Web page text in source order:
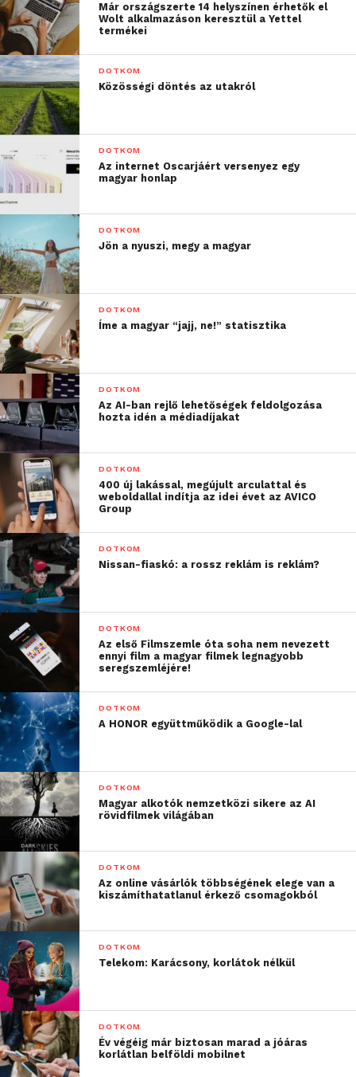
Már országszerte 14 helyszínen érhetők el
Wolt alkalmazáson keresztül a Yettel
termékei
DOTKOM
Közösségi döntés az utakról
DOTKOM
Az internet Oscarjáért versenyez egy
magyar honlap
DOTKOM
Jön a nyuszi, megy a magyar
DOTKOM
Íme a magyar “jajj, ne!” statisztika
DOTKOM
Az AI-ban rejlő lehetőségek feldolgozása
hozta idén a médiadíjakat
DOTKOM
400 új lakással, megújult arculattal és
weboldallal indítja az idei évet az AVICO
Group
DOTKOM
Nissan-fiaskó: a rossz reklám is reklám?
DOTKOM
Az első Filmszemle óta soha nem nevezett
ennyi film a magyar filmek legnagyobb
seregszemléjére!
DOTKOM
A HONOR együttműködik a Google-lal
DOTKOM
Magyar alkotók nemzetközi sikere az AI
rövidfilmek világában
DOTKOM
Az online vásárlók többségének elege van a
kiszámíthatatlanul érkező csomagokból
DOTKOM
Telekom: Karácsony, korlátok nélkül
DOTKOM
Év végéig már biztosan marad a jóáras
korlátlan belföldi mobilnet